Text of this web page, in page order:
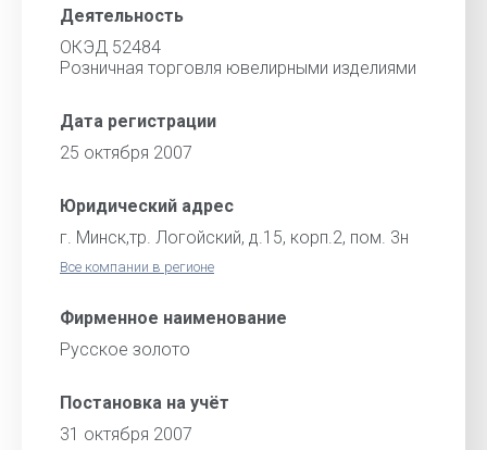
Деятельность
ОКЭД 52484
Розничная торговля ювелирными изделиями
Дата регистрации
25 октября 2007
Юридический адрес
г. Минск,тр. Логойский, д.15, корп.2, пом. 3н
Все компании в регионе
Фирменное наименование
Русское золото
Постановка на учёт
31 октября 2007